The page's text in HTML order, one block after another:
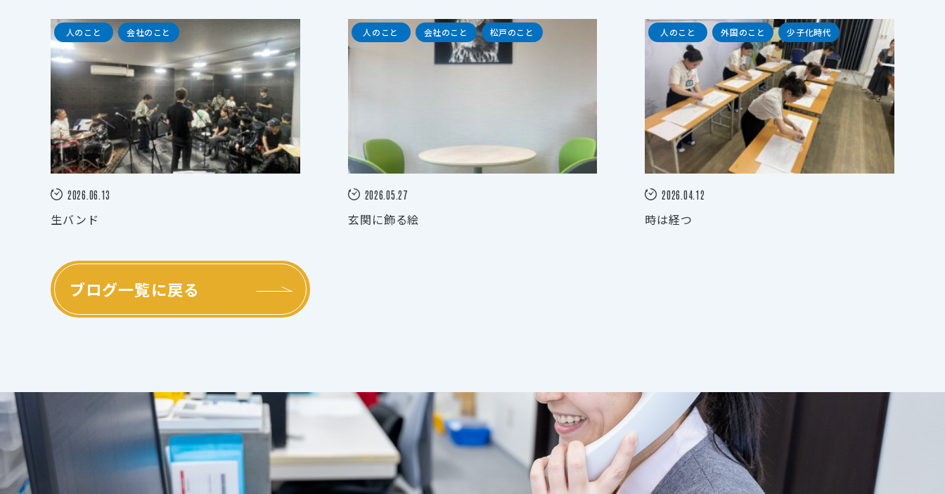
2026.06.13
生バンド
人のこと 会社のこと
2026.05.27
玄関に飾る絵
人のこと 会社のこと 松戸のこと
2026.04.12
時は経つ
人のこと 外国のこと 少子化時代
ブログ一覧に戻る